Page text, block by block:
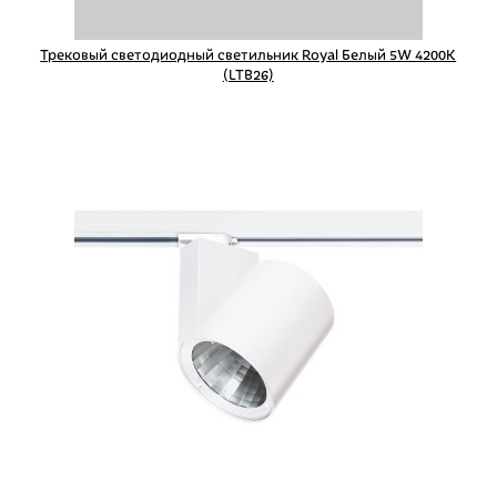
Трековый светодиодный светильник Royal Белый 5W 4200K
(LTB26)